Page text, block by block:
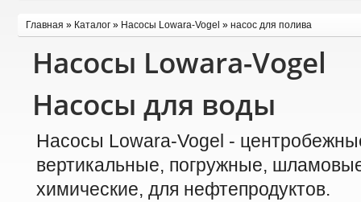
Главная » Каталог » Насосы Lowara-Vogel » насос для полива
Насосы Lowara-Vogel
Насосы для воды
Насосы Lowara-Vogel -
вертикальные, погружные,
химические, для нефтепродуктов.